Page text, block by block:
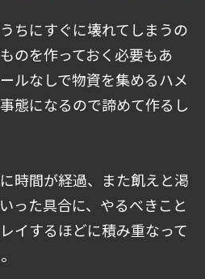
ちにすぐに壊れてしまうの
のを作っておく必要もあ
ルなしで物資を集めるハメ
態になるので諦めて作るし
時間が経過、また飢えと渇
った具合に、やるべきこと
イするほどに積み重なって